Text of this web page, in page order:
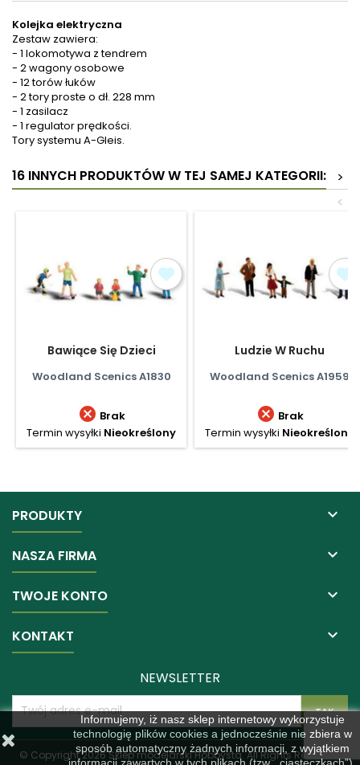
Kolejka elektryczna
Zestaw zawiera:
- 1 lokomotywa z tendrem
- 2 wagony osobowe
- 12 torów łuków
- 2 tory proste o dł. 228 mm
- 1 zasilacz
- 1 regulator prędkości.
Tory systemu A-Gleis.
16 INNYCH PRODUKTÓW W TEJ SAMEJ KATEGORII:
>
<
Bawiące Się Dzieci
Woodland Scenics A1830
 Brak
Termin wysyłki Nieokreślony
Ludzie W Ruchu
Woodland Scenics A1959
 Brak
Termin wysyłki Nieokreślony
PRODUKTY 
NASZA FIRMA 
TWOJE KONTO 
KONTAKT 
Informujemy, iż nasz sklep internetowy wykorzystuje
technologię plików cookies a jednocześnie nie zbiera w
sposób automatyczny żadnych informacji, z wyjątkiem
NEWSLETTER
© Copyright 2026 Sklep modelarski Hobbysta. All Rights Reserved.